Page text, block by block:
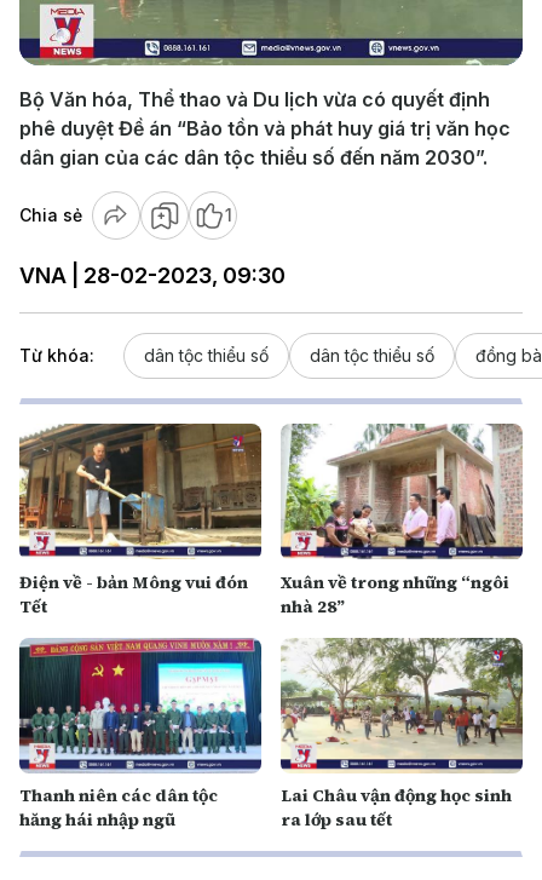
Video
Bộ Văn hóa, Thể thao và Du lịch vừa có quyết định
phê duyệt Đề án “Bảo tồn và phát huy giá trị văn học
dân gian của các dân tộc thiểu số đến năm 2030”.
Chia sẻ 1
VNA | 28-02-2023, 09:30
Từ khóa: dân tộc thiểu số dân tộc thiểu số đồng
Điện về - bản Mông vui đón
Tết
Xuân về trong những “ngôi
nhà 28”
Thanh niên các dân tộc
hăng hái nhập ngũ
Lai Châu vận động học sinh
ra lớp sau tết